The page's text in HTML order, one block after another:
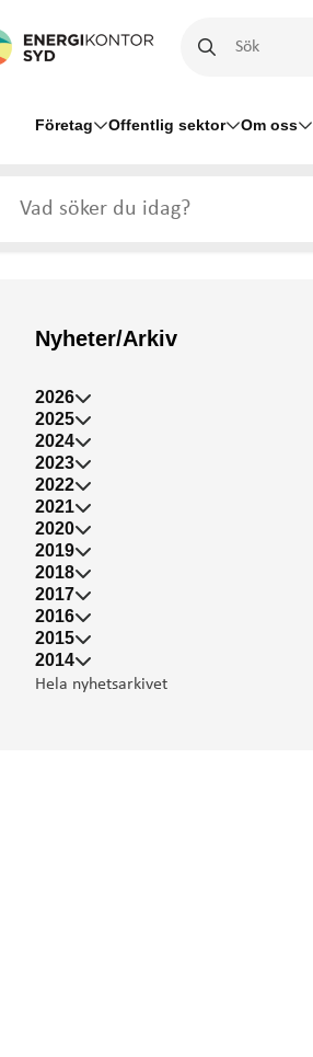
Företag Offentlig sektor Om oss
Nyheter/Arkiv
2026
2025
2024
2023
2022
2021
2020
2019
2018
2017
2016
2015
2014
Hela nyhetsarkivet